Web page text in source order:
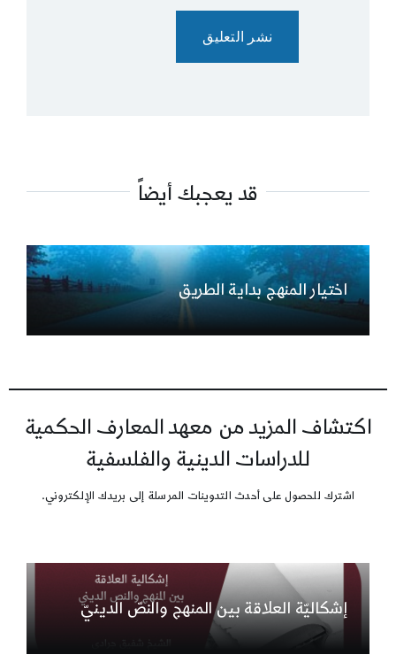
قد يعجبك أيضاً
اختيار المنهج بداية الطريق
اكتشاف المزيد من معهد المعارف الحكمية
للدراسات الدينية والفلسفية
اشترك للحصول على أحدث التدوينات المرسلة إلى بريدك الإلكتروني.
إشكاليّة العلاقة بين المنهج والنصّ الدينيّ